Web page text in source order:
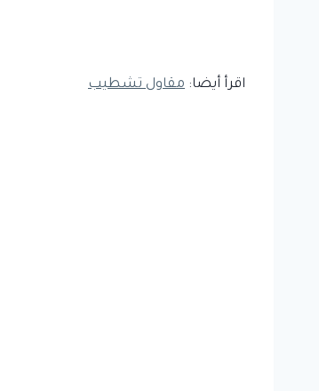
اقرأ أيضا: مقاول تشطيب